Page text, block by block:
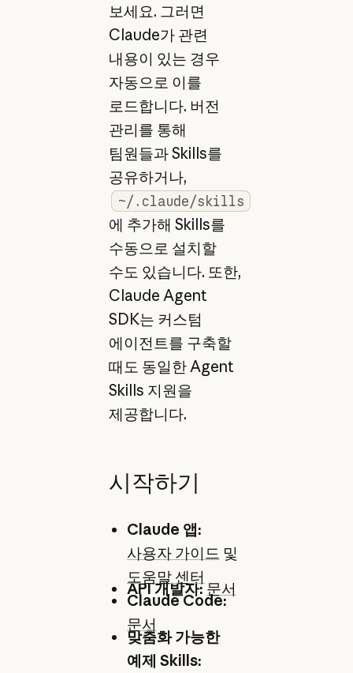
보세요. 그러면
Claude가 관련
내용이 있는 경우
자동으로 이를
로드합니다. 버전
관리를 통해
팀원들과 Skills를
공유하거나,
~/.claude/skills
에 추가해 Skills를
수동으로 설치할
수도 있습니다. 또한,
Claude Agent
SDK는 커스텀
에이전트를 구축할
때도 동일한 Agent
Skills 지원을
제공합니다.
시작하기
Claude 앱:
사용자 가이드 및
도움말 센터
API 개발자: 문서
Claude Code:
문서
맞춤화 가능한
예제 Skills: